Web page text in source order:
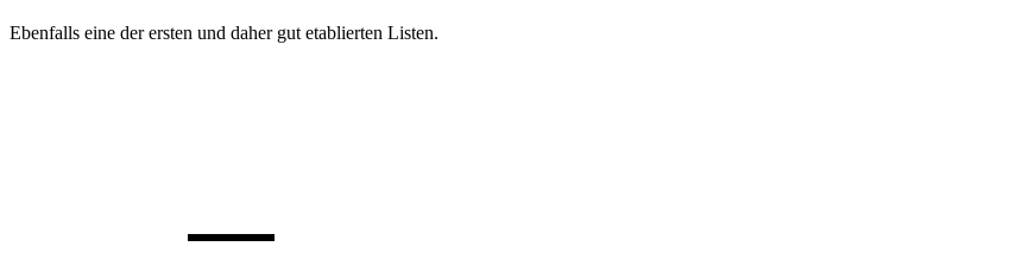
Ebenfalls eine der ersten und daher gut etablierten Listen.